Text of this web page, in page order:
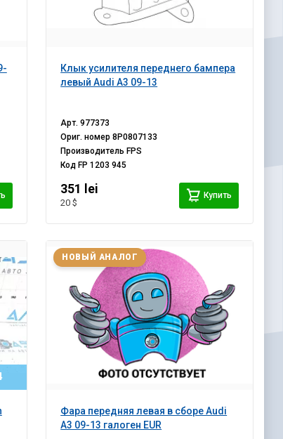
Клык усилителя переднего бампера
левый Audi A3 09-13
Арт.977373
Ориг. номер8P0807133
ПроизводительFPS
КодFP 1203 945
351 lei
20 $
Купить
Фара передняя левая в сборе Audi
A3 09-13 галоген EUR
НОВЫЙ АНАЛОГ